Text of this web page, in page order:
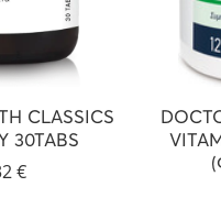
CLASSICS
30TABS
€